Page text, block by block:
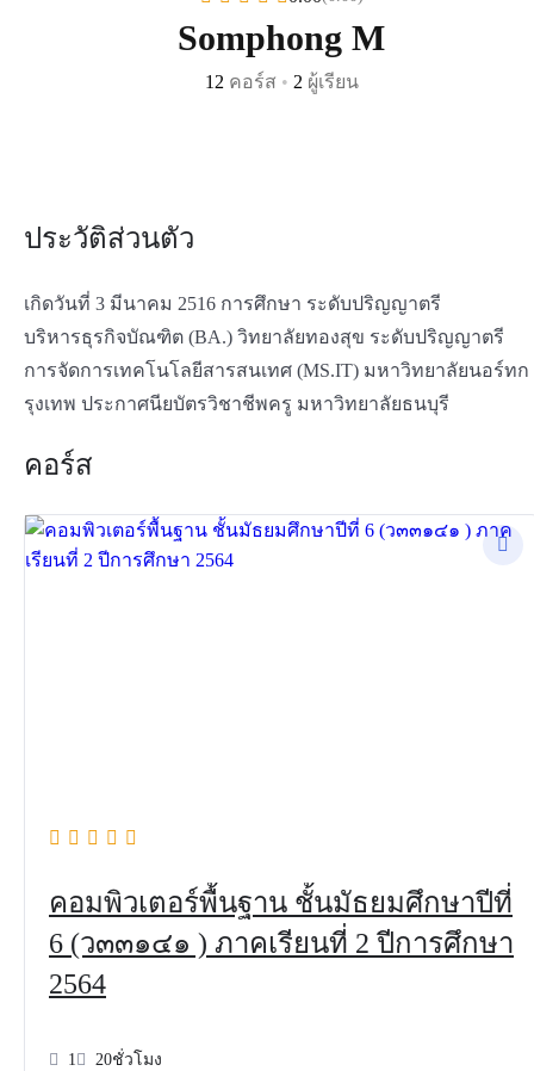
Somphong M
12 คอร์ส • 2 ผู้เรียน
ประวัติส่วนตัว
เกิดวันที่ 3 มีนาคม 2516 การศึกษา ระดับปริญญาตรี
บริหารธุรกิจบัณฑิต (BA.) วิทยาลัยทองสุข ระดับปริญญาตรี
การจัดการเทคโนโลยีสารสนเทศ (MS.IT) มหาวิทยาลัยนอร์ทก
รุงเทพ ประกาศนียบัตรวิชาชีพครู มหาวิทยาลัยธนบุรี
คอร์ส
คอมพิวเตอร์พื้นฐาน ชั้นมัธยมศึกษาปีที่
6 (ว๓๓๑๔๑ ) ภาคเรียนที่ 2 ปีการศึกษา
2564
1 20ชั่วโมง